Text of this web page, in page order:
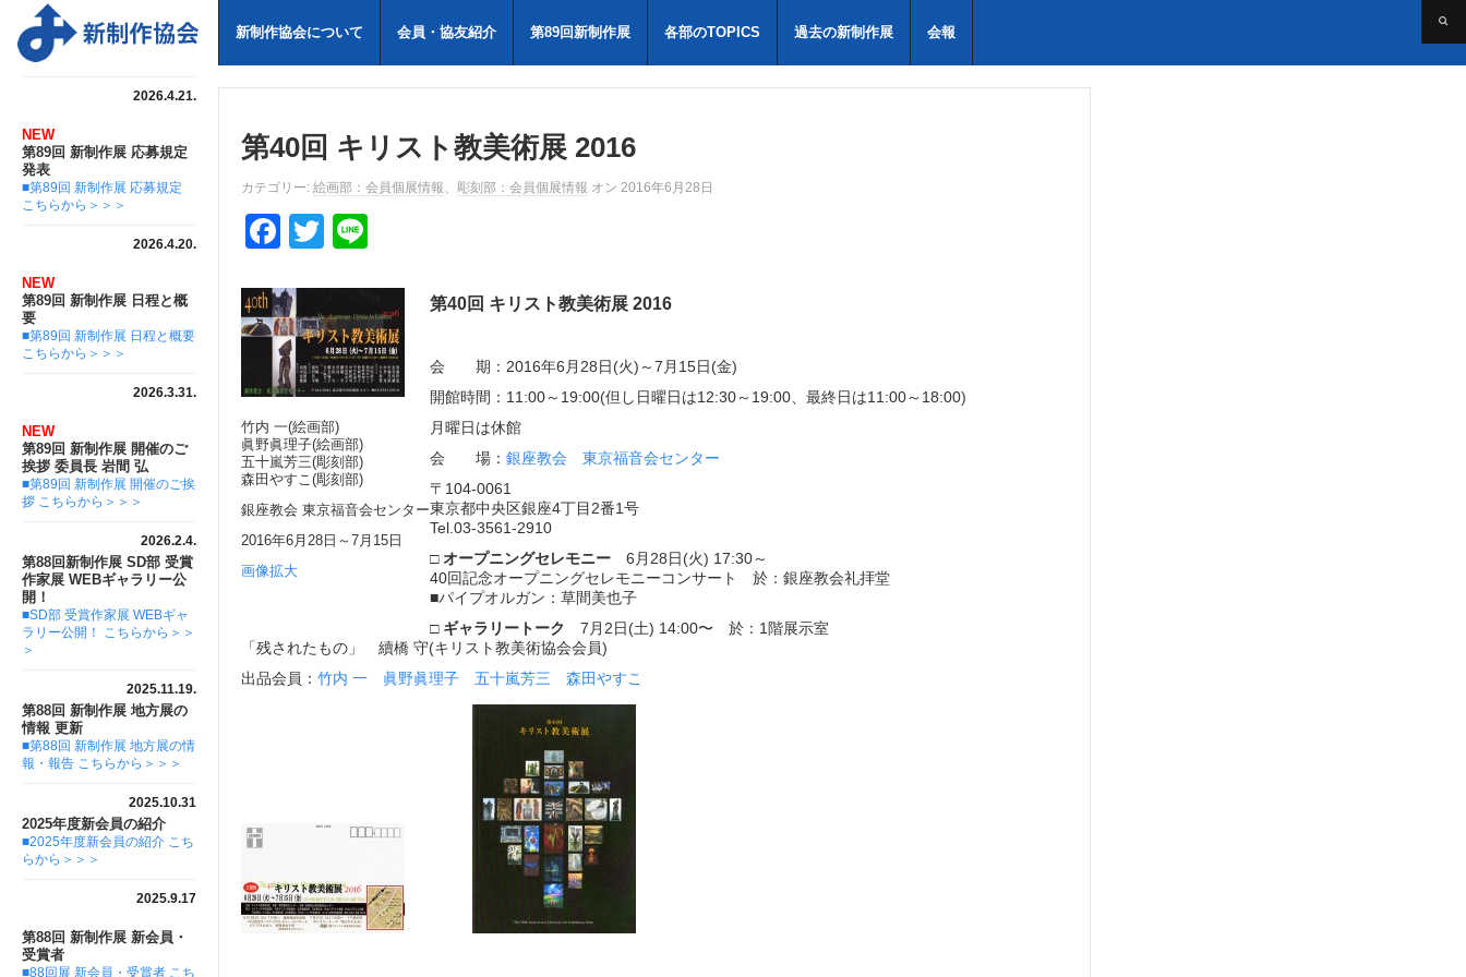
新制作協会について 会員・協友紹介 第89回新制作展 各部のTOPICS 過去の新制作展 会報
2026.4.21.
NEW
第89回 新制作展 応募規定
発表
■第89回 新制作展 応募規定
こちらから＞＞＞
2026.4.20.
NEW
第89回 新制作展 日程と概
要
■第89回 新制作展 日程と概要
こちらから＞＞＞
2026.3.31.
NEW
第89回 新制作展 開催のご
挨拶 委員長 岩間 弘
■第89回 新制作展 開催のご挨
拶 こちらから＞＞＞
2026.2.4.
第88回新制作展 SD部 受賞
作家展 WEBギャラリー公
開！
■SD部 受賞作家展 WEBギャ
ラリー公開！ こちらから＞＞
＞
2025.11.19.
第88回 新制作展 地方展の
情報 更新
■第88回 新制作展 地方展の情
報・報告 こちらから＞＞＞
2025.10.31
2025年度新会員の紹介
■2025年度新会員の紹介 こち
らから＞＞＞
2025.9.17
第88回 新制作展 新会員・
受賞者
■88回展 新会員・受賞者 こち
第40回 キリスト教美術展 2016
カテゴリー: 絵画部：会員個展情報、 彫刻部：会員個展情報 オン 2016年6月28日
F
c
e
b
o
o
k
T
tt
er
e
竹内 一(絵画部)
眞野眞理子(絵画部)
五十嵐芳三(彫刻部)
森田やすこ(彫刻部)
銀座教会 東京福音会センター
2016年6月28日～7月15日
画像拡大
第40回 キリスト教美術展 2016
会 期：2016年6月28日(火)～7月15日(金)
開館時間：11:00～19:00(但し日曜日は12:30～19:00、最終日は11:00～18:00)
月曜日は休館
会 場： 銀座教会 東京福音会センター
〒104-0061
東京都中央区銀座4丁目2番1号
Tel.03-3561-2910
□ オープニングセレモニー 6月28日(火) 17:30～
40回記念オープニングセレモニーコンサート 於：銀座教会礼拝堂
■パイプオルガン：草間美也子
□ ギャラリートーク 7月2日(土) 14:00〜 於：1階展示室
「残されたもの」 續橋 守(キリスト教美術協会会員)
出品会員： 竹内 一 眞野眞理子 五十嵐芳三 森田やすこ